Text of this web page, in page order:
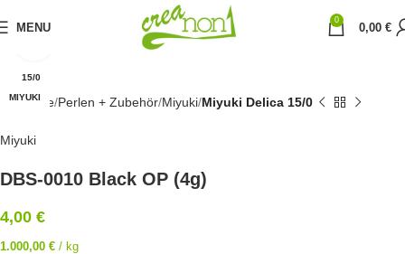
MENU
0
0,00 €
15/0
MIYUKI
Startseite Perlen + Zubehör Miyuki Miyuki Delica 15/0
Miyuki
DBS-0010 Black OP (4g)
4,00 €
1.000,00 € / kg